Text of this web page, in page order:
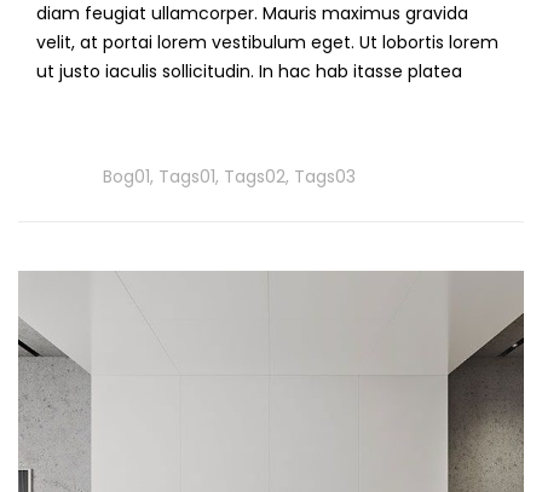
diam feugiat ullamcorper. Mauris maximus gravida
velit, at portai lorem vestibulum eget. Ut lobortis lorem
ut justo iaculis sollicitudin. In hac hab itasse platea
Bog01, Tags01, Tags02, Tags03